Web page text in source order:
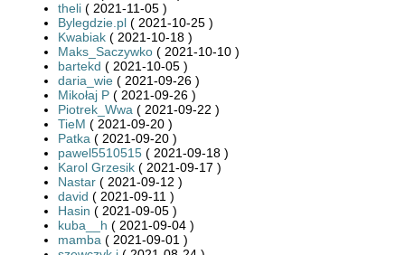
theli ( 2021-11-05 )
Bylegdzie.pl ( 2021-10-25 )
Kwabiak ( 2021-10-18 )
Maks_Saczywko ( 2021-10-10 )
bartekd ( 2021-10-05 )
daria_wie ( 2021-09-26 )
Mikołaj P ( 2021-09-26 )
Piotrek_Wwa ( 2021-09-22 )
TieM ( 2021-09-20 )
Patka ( 2021-09-20 )
pawel5510515 ( 2021-09-18 )
Karol Grzesik ( 2021-09-17 )
Nastar ( 2021-09-12 )
david ( 2021-09-11 )
Hasin ( 2021-09-05 )
kuba__h ( 2021-09-04 )
mamba ( 2021-09-01 )